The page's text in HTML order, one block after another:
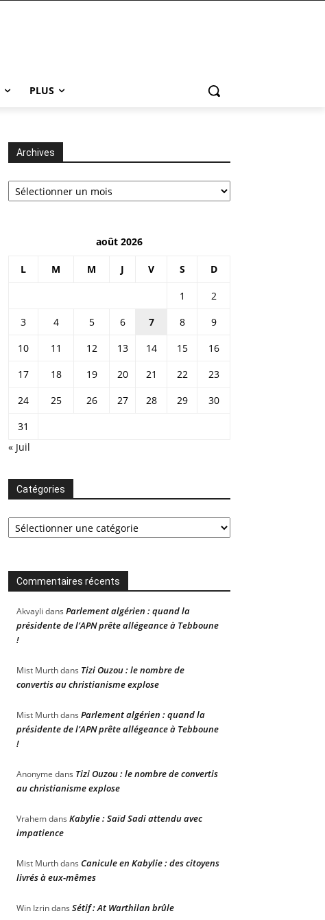
PLUS
Archives
Archives
août 2026
L M M J V S D
1
2
3
4 5 6 7 8
9
10
11 12 13 14 15
16
17
18 19 20 21 22
23
24
25 26 27 28 29
30
31
« Juil
Catégories
Catégories
Commentaires récents
Akvayli dans Parlement algérien : quand la
présidente de l’APN prête allégeance à Tebboune
!
Mist Murthdans Tizi Ouzou : le nombre de
convertis au christianisme explose
Mist Murthdans Parlement algérien : quand la
présidente de l’APN prête allégeance à Tebboune
!
Anonyme dans Tizi Ouzou : le nombre de convertis
au christianisme explose
Vrahemdans Kabylie : Saïd Sadi attendu avec
impatience
Mist Murthdans Canicule en Kabylie : des citoyens
livrés à eux-mêmes
Win Izrindans Sétif : At Warthilan brûle